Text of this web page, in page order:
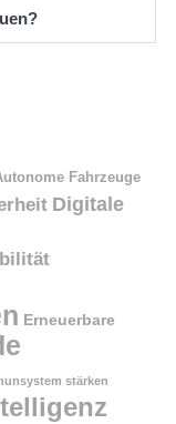
Fahrzeuge
Digitale
Erneuerbare
stärken